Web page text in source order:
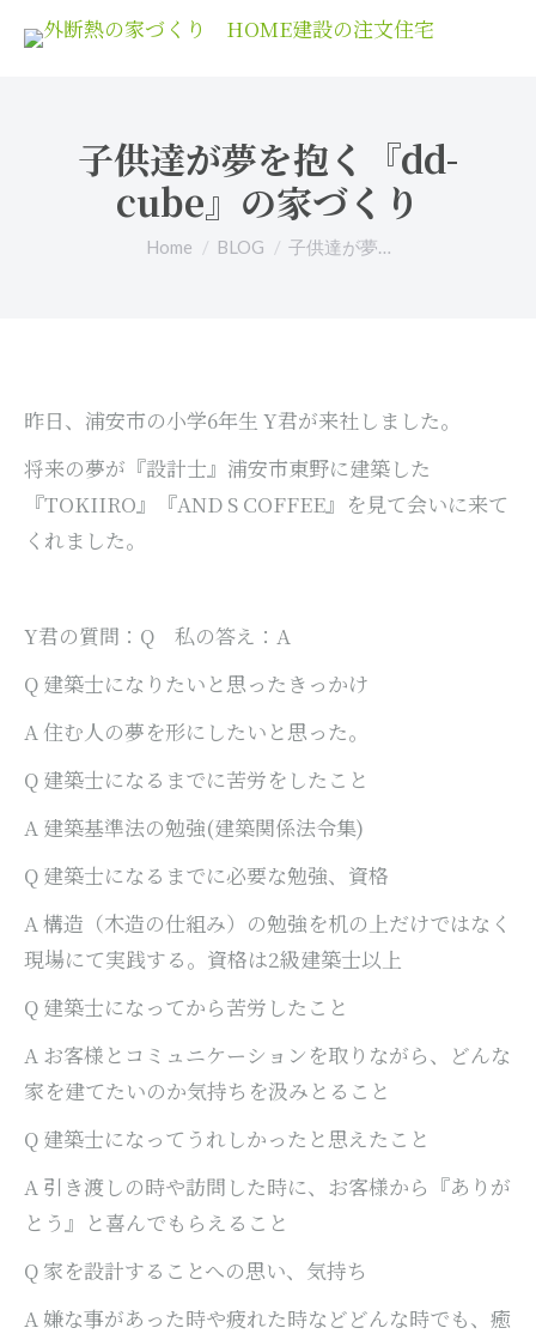
子供達が夢を抱く『dd-
cube』の家づくり
You are here:
Home BLOG 子供達が夢…
昨日、浦安市の小学6年生 Y君が来社しました。
将来の夢が『設計士』浦安市東野に建築した
『TOKIIRO』『AND S COFFEE』を見て会いに来て
くれました。
Y君の質問：Q 私の答え：A
Q 建築士になりたいと思ったきっかけ
A 住む人の夢を形にしたいと思った。
Q 建築士になるまでに苦労をしたこと
A 建築基準法の勉強(建築関係法令集)
Q 建築士になるまでに必要な勉強、資格
A 構造（木造の仕組み）の勉強を机の上だけではなく
現場にて実践する。資格は2級建築士以上
Q 建築士になってから苦労したこと
A お客様とコミュニケーションを取りながら、どんな
家を建てたいのか気持ちを汲みとること
Q 建築士になってうれしかったと思えたこと
A 引き渡しの時や訪問した時に、お客様から『ありが
とう』と喜んでもらえること
Q 家を設計することへの思い、気持ち
A 嫌な事があった時や疲れた時などどんな時でも、癒